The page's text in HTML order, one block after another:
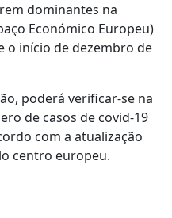
dominantes na
Económico Europeu)
o início de dezembro de
poderá verificar-se na
de casos de covid-19
com a atualização
centro europeu.